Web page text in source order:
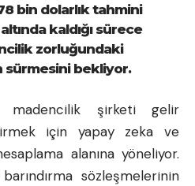
bin dolarlık tahmini
kaldığı sürece
zorluğundaki
sürmesini bekliyor.
şirketi gelir
için yapay zeka ve
alanına yöneliyor.
sözleşmelerinin